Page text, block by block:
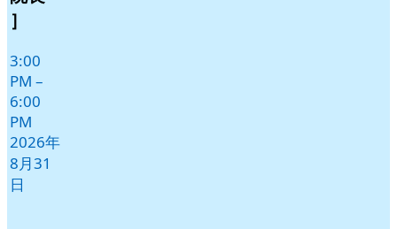
］
3:00
PM –
6:00
PM
2026年
8月31
日